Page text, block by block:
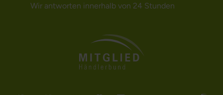
Wir antworten innerhalb von 24 Stunden